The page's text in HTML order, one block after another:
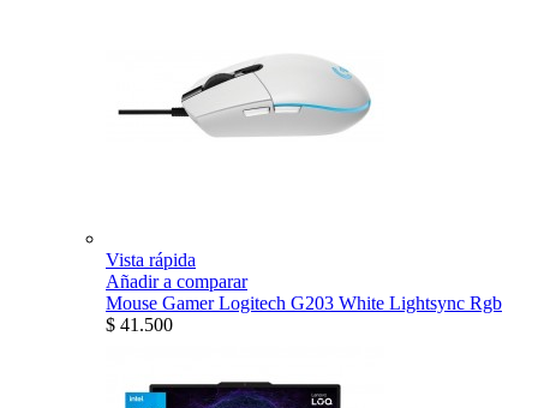
Vista rápida
Añadir a comparar
Mouse Gamer Logitech G203 White Lightsync Rgb
$ 41.500